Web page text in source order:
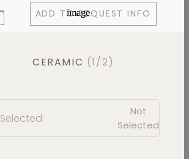
ADD TO REQUEST INFO
CERAMIC (1/2)
Selected:
Not
Selected